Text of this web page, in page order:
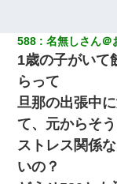
588 名無しさん＠
1歳の子がいて
らって
旦那の出張中
て、元からそ
ストレス関係
いの？